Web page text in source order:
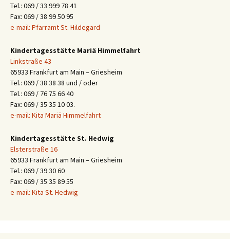
Tel.: 069 / 33 999 78 41
Fax: 069 / 38 99 50 95
e-mail: Pfarramt St. Hildegard
Kindertagesstätte Mariä Himmelfahrt
Linkstraße 43
65933 Frankfurt am Main – Griesheim
Tel.: 069 / 38 38 38 und / oder
Tel.: 069 / 76 75 66 40
Fax: 069 / 35 35 10 03.
e-mail: Kita Mariä Himmelfahrt
Kindertagesstätte St. Hedwig
Elsterstraße 16
65933 Frankfurt am Main – Griesheim
Tel.: 069 / 39 30 60
Fax: 069 / 35 35 89 55
e-mail: Kita St. Hedwig